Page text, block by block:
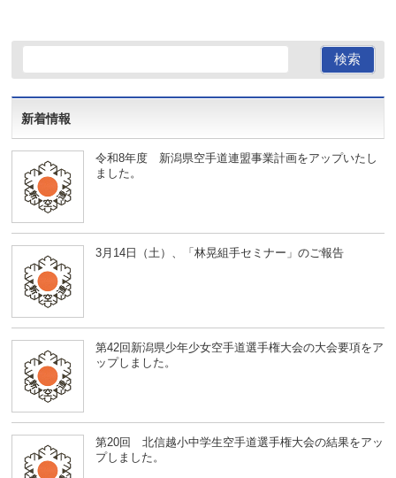
新着情報
令和8年度 新潟県空手道連盟事業計画をアップいたし
ました。
3月14日（土）、「林晃組手セミナー」のご報告
第42回新潟県少年少女空手道選手権大会の大会要項をア
ップしました。
第20回 北信越小中学生空手道選手権大会の結果をアッ
プしました。